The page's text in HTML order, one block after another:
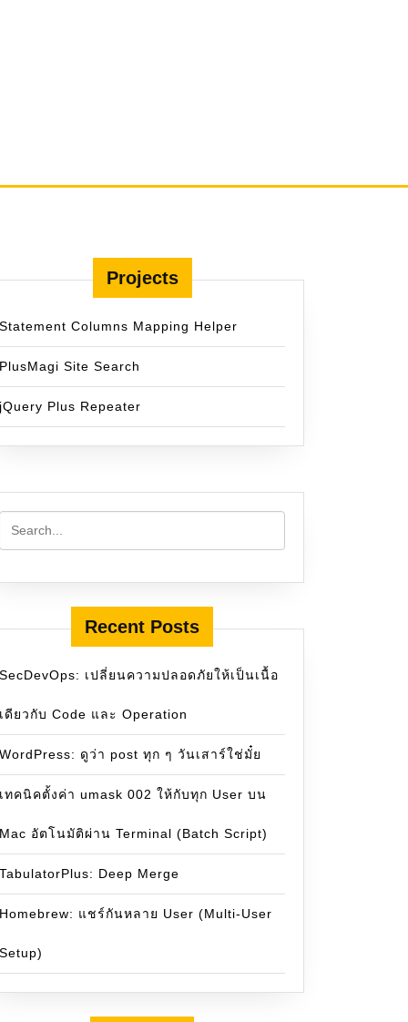
Projects
Statement Columns Mapping Helper
PlusMagi Site Search
jQuery Plus Repeater
Recent Posts
SecDevOps: เปลี่ยนความปลอดภัยให้เป็นเนื้อ
เดียวกับ Code และ Operation
WordPress: ดูว่า post ทุก ๆ วันเสาร์ใช่มั๋ย
เทคนิคตั้งค่า umask 002 ให้กับทุก User บน
Mac อัตโนมัติผ่าน Terminal (Batch Script)
TabulatorPlus: Deep Merge
Homebrew: แชร์กันหลาย User (Multi-User
Setup)